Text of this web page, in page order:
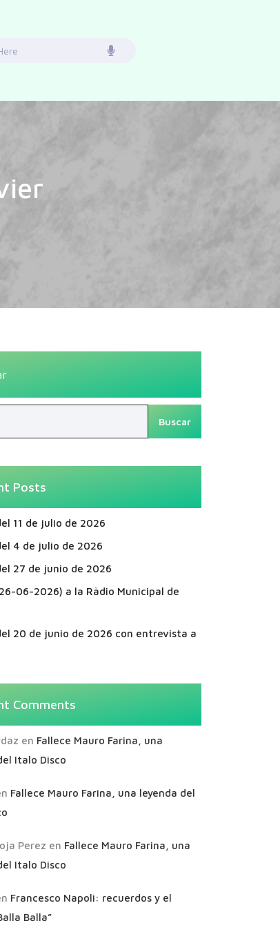
Buscar
Posts
11 de julio de 2026
4 de julio de 2026
27 de junio de 2026
06-2026) a la Ràdio Municipal de
20 de junio de 2026 con entrevista a
Comments
en Fallece Mauro Farina, una
Italo Disco
Fallece Mauro Farina, una leyenda del
Perez en Fallece Mauro Farina, una
Italo Disco
Francesco Napoli: recuerdos y el
Balla”